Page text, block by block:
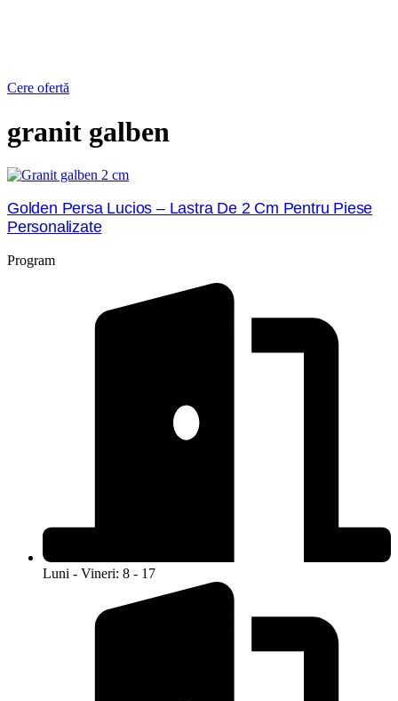
Cere ofertă
granit galben
Golden Persa Lucios – Lastra De 2 Cm Pentru Piese
Personalizate
Program
Luni - Vineri: 8 - 17